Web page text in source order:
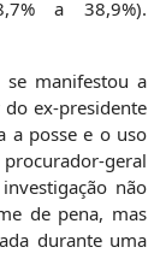
a 38,9%).
se manifestou a
ex-presidente
a posse e o uso
geral
não
de pena, mas
durante uma